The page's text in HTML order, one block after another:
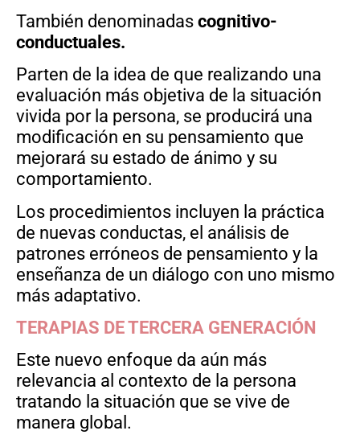
También denominadascognitivo-
conductuales.
Parten de la idea de que realizando una
evaluación más objetiva de la situación
vivida por la persona, se producirá una
modificación en su pensamiento que
mejorará su estado de ánimo y su
comportamiento.
Los procedimientos incluyen la práctica
de nuevas conductas, el análisis de
patrones erróneos de pensamiento y la
enseñanza de un diálogo con uno mismo
más adaptativo.
TERAPIAS DE TERCERA GENERACIÓN
Este nuevo enfoque da aún más
relevancia al contexto de la persona
tratando la situación que se vive de
manera global.